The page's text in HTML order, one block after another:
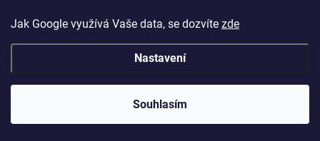
Jak Google využívá Vaše data, se dozvíte zde
Nastavení
Souhlasím
BAZENYESHOP.CZ . Všechna práva vyhrazena.